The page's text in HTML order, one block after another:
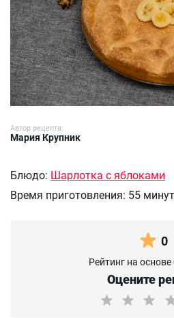
Автор рецепта:
Мария Крупник
Блюдо: Шарлотка с яблоками
Время приготовления: 55 минут
0
Рейтинг на
Оцените